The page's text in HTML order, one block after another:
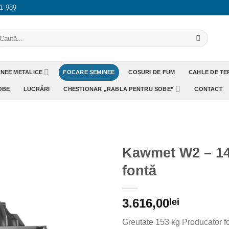
989
METALICE FOCARE ȘEMINEE COȘURI DE FUM CAHLE DE
LUCRĂRI CHESTIONAR „RABLA PENTRU SOBE” CONTACT
Kawmet W2 –
fontă
3.616,00 lei
Greutate 153 kg Producator